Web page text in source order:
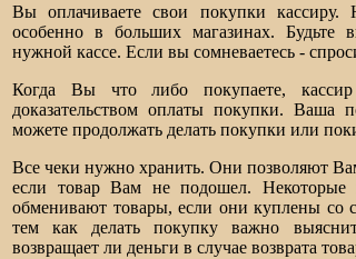
Вы оплачиваете свои покупки кассиру.
особенно в больших магазинах. Будьте
нужной кассе. Если вы сомневаетесь -
Когда Вы что либо покупаете,
доказательством оплаты покупки.
можете продолжать делать покупки или
Все чеки нужно хранить. Они позволяют
если товар Вам не подошел.
обменивают товары, если они куплены
тем как делать покупку важно
возвращает ли деньги в случае возврата